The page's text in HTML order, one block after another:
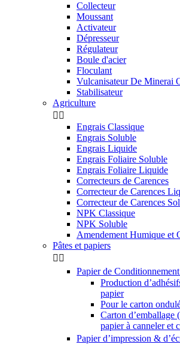
Collecteur
Moussant
Activateur
Dépresseur
Régulateur
Boule d'acier
Floculant
Vulcanisateur De Minerai
Stabilisateur
Agriculture
 
Engrais Classique
Engrais Soluble
Engrais Liquide
Engrais Foliaire Soluble
Engrais Foliaire Liquide
Correcteurs de Carences
Correcteur de Carences
Correcteur de Carences
NPK Classique
NPK Soluble
Amendement Humique et
Pâtes et papiers
 
Papier de
Production
papier
Pour le carton
Carton d’emballage
papier à canneler et
Papier d’impression &